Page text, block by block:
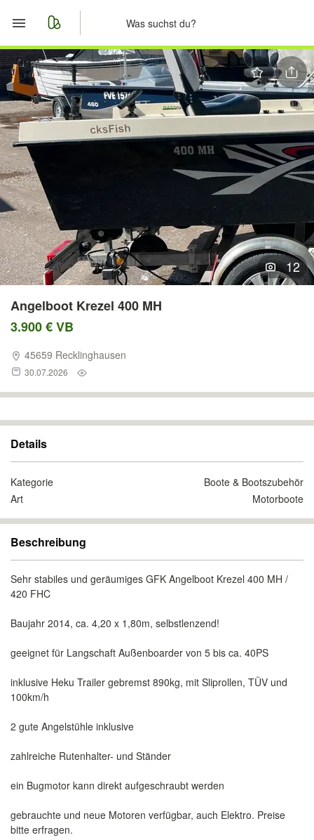
Start
Merkliste
Nachrichten
12
Angelboot Krezel 400 MH
3.900 € VB
45659 Recklinghausen
30.07.2026
Details
Kategorie
Boote & Bootszubehör
Art
Motorboote
Beschreibung
Sehr stabiles und geräumiges GFK Angelboot Krezel 400 MH /
420 FHC
Baujahr 2014, ca. 4,20 x 1,80m, selbstlenzend!
geeignet für Langschaft Außenboarder von 5 bis ca. 40PS
inklusive Heku Trailer gebremst 890kg, mit Sliprollen, TÜV und
100km/h
2 gute Angelstühle inklusive
zahlreiche Rutenhalter- und Ständer
ein Bugmotor kann direkt aufgeschraubt werden
gebrauchte und neue Motoren verfügbar, auch Elektro. Preise
bitte erfragen.